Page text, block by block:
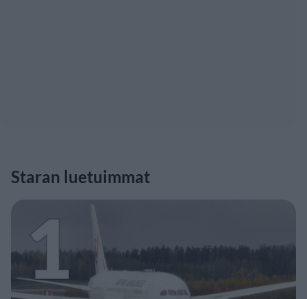
Staran luetuimmat
1